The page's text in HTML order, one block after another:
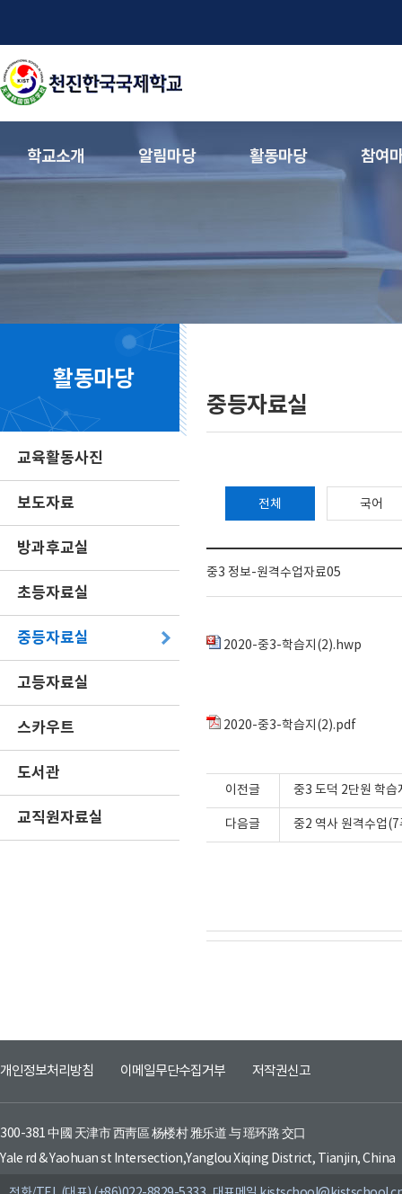
학교소개 알림마당 활동마당 참여
활동마당
교육활동사진
보도자료
방과후교실
초등자료실
중등자료실
고등자료실
스카우트
도서관
교직원자료실
중등자료실
전체 국어
중3 정보-원격수업자료05
2020-중3-학습지(2).hwp
2020-중3-학습지(2).pdf
이전글 중3 도덕 2단원 학습
다음글 중2 역사 원격수업
개인정보처리방침 이메일무단수집거부 저작권신고
300-381 中國 天津市 西靑區 杨楼村 雅乐道 与 瑶环路 交口
Yale rd & Yaohuan st Intersection,Yanglou Xiqing District, Tianjin, China